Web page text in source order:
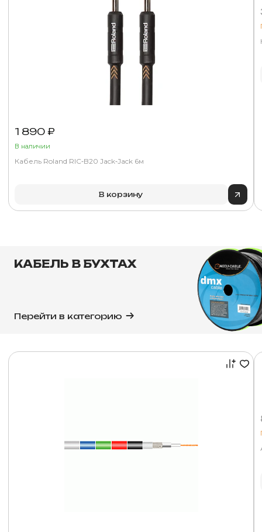
1 890 ₽
В наличии
Кабель Roland RIC‑B20 Jack‑Jack 6м
В корзину
КАБЕЛЬ В БУХТАХ
Перейти в категорию